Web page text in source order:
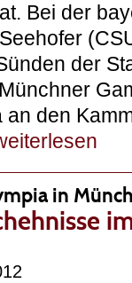
Bei der
der
den
in